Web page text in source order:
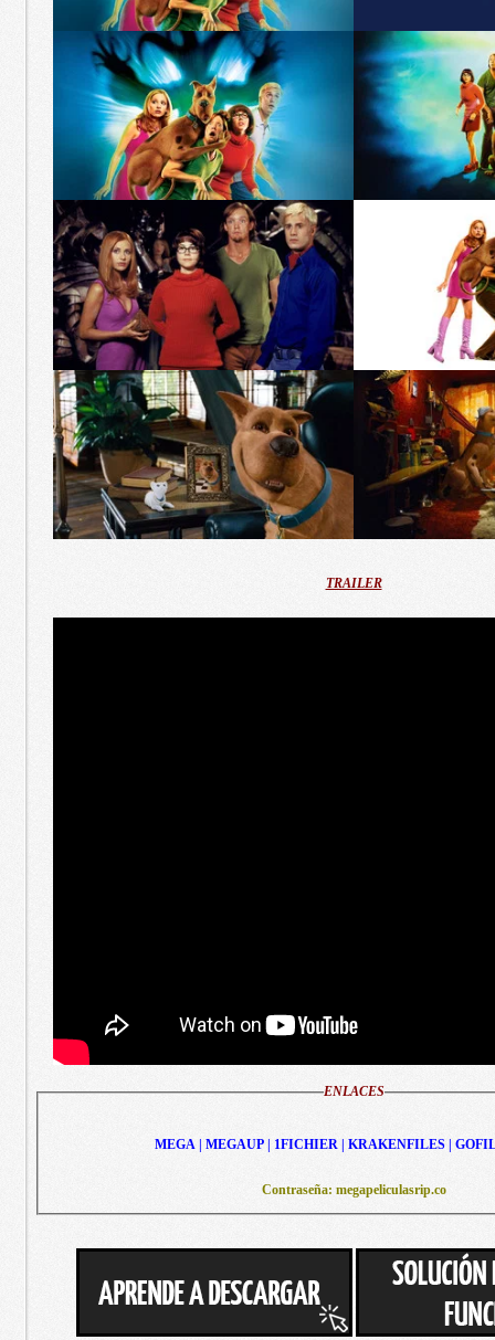
TRAILER
ENLACES
MEGA | MEGAUP | 1FICHIER | KRAKENFILES |
Contraseña: megapeliculasrip.co